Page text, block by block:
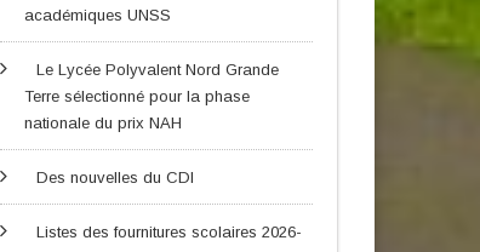
académiques UNSS
Le Lycée Polyvalent Nord Grande
Terre sélectionné pour la phase
nationale du prix NAH
Des nouvelles du CDI
Listes des fournitures scolaires 2026-